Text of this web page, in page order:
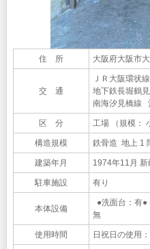
住 所 大阪府大阪市
交 通
ＪＲ大阪環
地下鉄長堀鶴
南海汐見橋線
区 分 工場 （規模：
構造規模 鉄骨造 地上 1
建築年月 1974年11月 新
駐車施設 有り
本体設備
●洗面台：有●
無
使用時間 日祝日の使用